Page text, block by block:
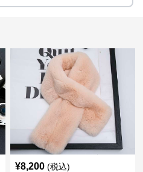
¥8,200 (税込)